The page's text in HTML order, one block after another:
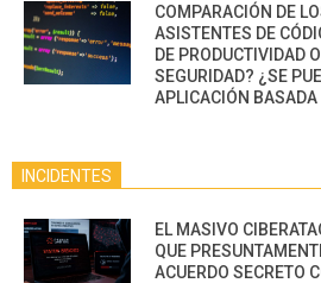
COMPARACIÓN DE
ASISTENTES DE
DE PRODUCTIVIDAD
SEGURIDAD? ¿SE
APLICACIÓN BASADA
INCIDENTES
EL MASIVO
QUE
ACUERDO SECRETO